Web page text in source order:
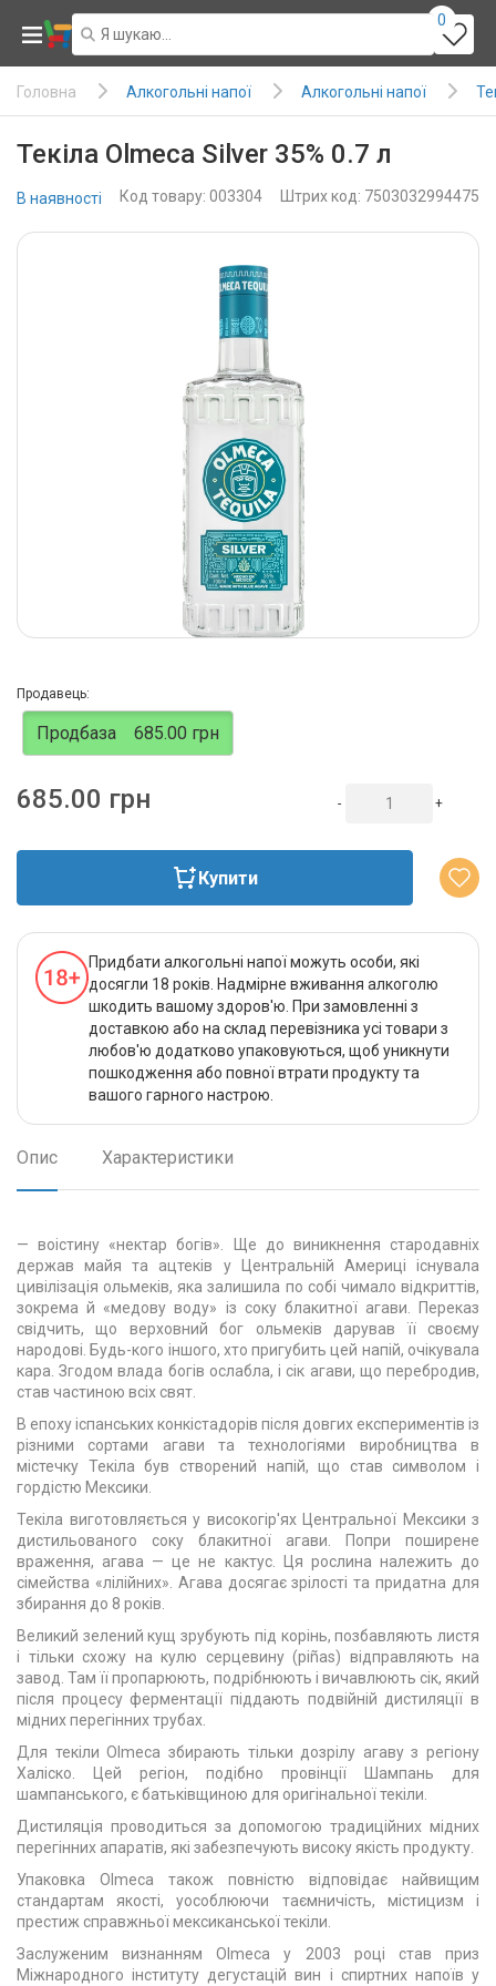
0
Головна Алкогольні напої Алкогольні напої
Текіла Olmeca Silver 35% 0.7 л
В наявності Код товару: 003304 Штрих код: 7503032994475
Продавець:
Продбаза 685.00 грн
685.00 грн - +
Купити
Придбати алкогольні напої можуть особи, які
досягли 18 років. Надмірне вживання алкоголю
шкодить вашому здоров'ю. При замовленні з
доставкою або на склад перевізника усі товари з
любов'ю додатково упаковуються, щоб уникнути
пошкодження або повної втрати продукту та
вашого гарного настрою.
Опис Характеристики
— воістину «нектар богів». Ще до виникнення стародавніх
держав майя та ацтеків у Центральній Америці існувала
цивілізація ольмеків, яка залишила по собі чимало відкриттів,
зокрема й «медову воду» із соку блакитної агави. Переказ
свідчить, що верховний бог ольмеків дарував її своєму
народові. Будь-кого іншого, хто пригубить цей напій, очікувала
кара. Згодом влада богів ослабла, і сік агави, що перебродив,
став частиною всіх свят.
В епоху іспанських конкістадорів після довгих експериментів із
різними сортами агави та технологіями виробництва в
містечку Текіла був створений напій, що став символом і
гордістю Мексики.
Текіла виготовляється у високогір'ях Центральної Мексики з
дистильованого соку блакитної агави. Попри поширене
враження, агава — це не кактус. Ця рослина належить до
сімейства «лілійних». Агава досягає зрілості та придатна для
збирання до 8 років.
Великий зелений кущ зрубують під корінь, позбавляють листя
і тільки схожу на кулю серцевину (piñas) відправляють на
завод. Там її пропарюють, подрібнюють і вичавлюють сік, який
після процесу ферментації піддають подвійній дистиляції в
мідних перегінних трубах.
Для текіли Olmeca збирають тільки дозрілу агаву з регіону
Халіско. Цей регіон, подібно провінції Шампань для
шампанського, є батьківщиною для оригінальної текіли.
Дистиляція проводиться за допомогою традиційних мідних
перегінних апаратів, які забезпечують високу якість продукту.
Упаковка Olmeca також повністю відповідає найвищим
стандартам якості, уособлюючи таємничість, містицизм і
престиж справжньої мексиканської текіли.
Заслуженим визнанням Olmeca у 2003 році став приз
Міжнародного інституту дегустацій вин і спиртних напоїв у